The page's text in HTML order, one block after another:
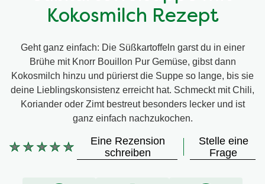
Kokosmilch Rezept
Geht ganz einfach: Die Süßkartoffeln garst du in einer
Brühe mit Knorr Bouillon Pur Gemüse, gibst dann
Kokosmilch hinzu und pürierst die Suppe so lange, bis sie
deine Lieblingskonsistenz erreicht hat. Schmeckt mit Chili,
Koriander oder Zimt bestreut besonders lecker und ist
ganz einfach nachzukochen.
Keine
Eine Rezension
schreiben
Stelle eine
Frage